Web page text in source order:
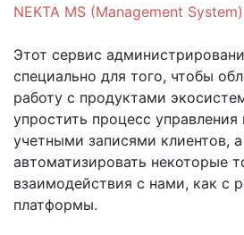
NEKTA MS (Management System)
Этот сервис
специально для того, чтобы
работу с продуктами
упростить процесс
учетными записями клиентов,
автоматизировать некоторые
взаимодействия с нами, как с
платформы.